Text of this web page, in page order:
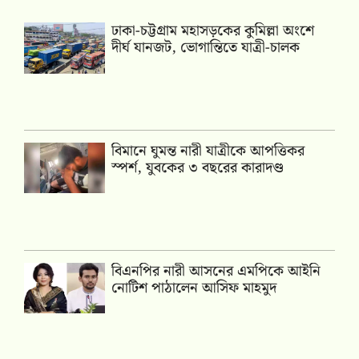
ঢাকা-চট্টগ্রাম মহাসড়কের কুমিল্লা অংশে
দীর্ঘ যানজট, ভোগান্তিতে যাত্রী-চালক
বিমানে ঘুমন্ত নারী যাত্রীকে আপত্তিকর
স্পর্শ, যুবকের ৩ বছরের কারাদণ্ড
বিএনপির নারী আসনের এমপিকে আইনি
নোটিশ পাঠালেন আসিফ মাহমুদ